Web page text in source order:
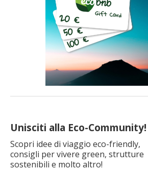
Unisciti alla Eco-Community!
Scopri idee di viaggio eco-friendly,
consigli per vivere green, strutture
sostenibili e molto altro!